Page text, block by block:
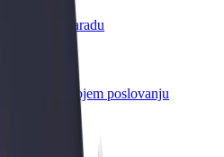
flote
i povećaj zaradu
tvojem poslovanju